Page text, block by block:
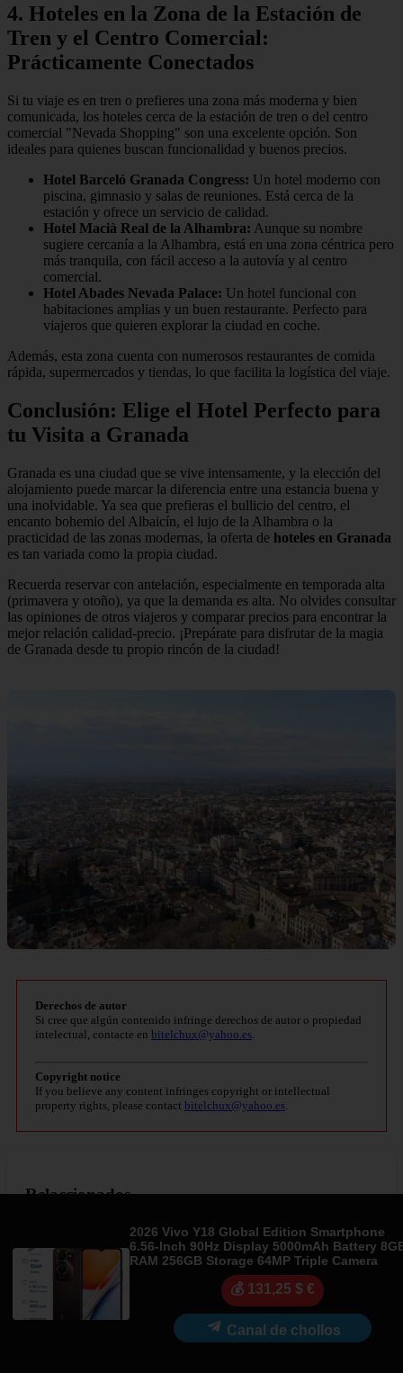
4. Hoteles en la Zona de la Estación de
Tren y el Centro Comercial:
Prácticamente Conectados
Si tu viaje es en tren o prefieres una zona más moderna y bien
comunicada, los hoteles cerca de la estación de tren o del centro
comercial "Nevada Shopping" son una excelente opción. Son
ideales para quienes buscan funcionalidad y buenos precios.
Hotel Barceló Granada Congress: Un hotel moderno con
piscina, gimnasio y salas de reuniones. Está cerca de la
estación y ofrece un servicio de calidad.
Hotel Macià Real de la Alhambra: Aunque su nombre
sugiere cercanía a la Alhambra, está en una zona céntrica pero
más tranquila, con fácil acceso a la autovía y al centro
comercial.
Hotel Abades Nevada Palace: Un hotel funcional con
habitaciones amplias y un buen restaurante. Perfecto para
viajeros que quieren explorar la ciudad en coche.
Además, esta zona cuenta con numerosos restaurantes de comida
rápida, supermercados y tiendas, lo que facilita la logística del viaje.
Conclusión: Elige el Hotel Perfecto para
tu Visita a Granada
Granada es una ciudad que se vive intensamente, y la elección del
alojamiento puede marcar la diferencia entre una estancia buena y
una inolvidable. Ya sea que prefieras el bullicio del centro, el
encanto bohemio del Albaicín, el lujo de la Alhambra o la
practicidad de las zonas modernas, la oferta de hoteles en Granada
es tan variada como la propia ciudad.
Recuerda reservar con antelación, especialmente en temporada alta
(primavera y otoño), ya que la demanda es alta. No olvides consultar
las opiniones de otros viajeros y comparar precios para encontrar la
mejor relación calidad-precio. ¡Prepárate para disfrutar de la magia
de Granada desde tu propio rincón de la ciudad!
Derechos de autor
Si cree que algún contenido infringe derechos de autor o propiedad
intelectual, contacte en bitelchux@yahoo.es
Copyright notice
If you believe any content infringes copyright or intellectual
property rights, please contact bitelchux@yahoo.es
Relaccionados
10 mandamientos del vino
11 tamaños de botellas de vino: nombres y
curiosidades
Rioja 2.0 | Blog del Dr. Enólogo Riojano Pablo
2026 Vivo Y18 Global Edition Smartphone
6.56-Inch 90Hz Display 5000mAh Battery
RAM 256GB Storage 64MP Triple Camera
💰 131,25 $ €
Canal de chollos